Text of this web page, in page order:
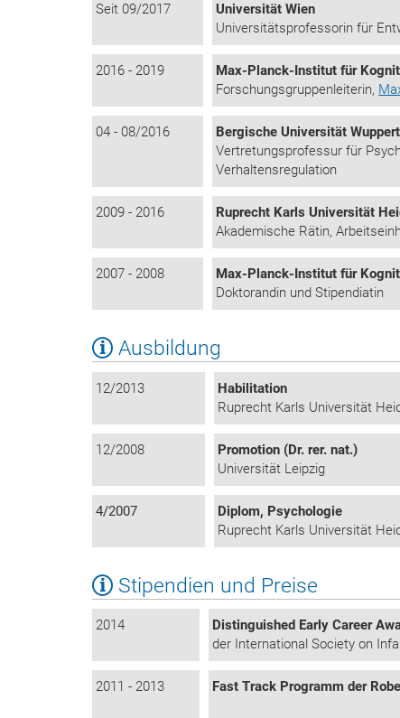
Seit 09/2017
Universität Wien
Universitätsprofessorin für
2016 - 2019
Max-Planck-Institut für
Forschungsgruppenleiterin,
04 - 08/2016
Bergische Universität
Vertretungsprofessur für
Verhaltensregulation
2009 - 2016
Ruprecht Karls Universität
Akademische Rätin,
2007 - 2008
Max-Planck-Institut für
Doktorandin und Stipendiatin
Ausbildung
12/2013
Habilitation
Ruprecht Karls Universität
12/2008
Promotion (Dr. rer. nat.)
Universität Leipzig
4/2007
Diplom, Psychologie
Ruprecht Karls Universität
Stipendien und Preise
2014
Distinguished Early Career
der International Society on
2011 - 2013 Fast Track Programm der